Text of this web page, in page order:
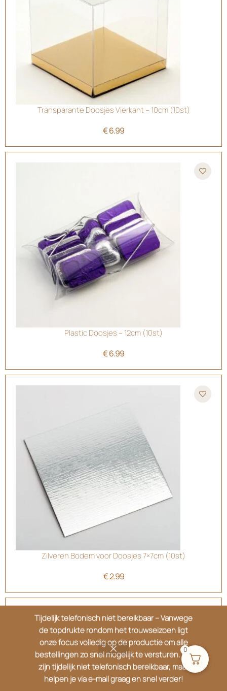
Tijdelijk telefonisch niet bereikbaar – Vanwege
de topdrukte rondom het trouwseizoen ligt
onze focus volledig op de productie om alle
bestellingen zo snel mogelijk te versturen. We
zijn tijdelijk niet telefonisch bereikbaar, maar
helpen je via e-mail graag en snel verder!
Transparante Doosjes Vierkant – 10cm (10st)
€6.99
Plastic Doosjes – 12cm (10st)
€6.99
Zilveren Bodem voor Doosjes 7×7cm (10st)
€2.99
0